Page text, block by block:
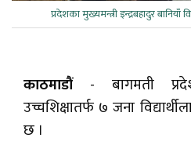
प्रदेशका मुख्यमन्त्री इन्द्रबहादुर बानियाँ
काठमाडौं - बागमती
उच्चशिक्षातर्फ ७ जना
छ ।